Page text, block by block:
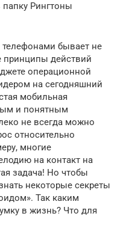
папку Рингтоны
бывает не
принципы действий
операционной
на сегодняшний
мобильная
и понятным
не всегда можно
относительно
многие
на контакт на
задача! Но чтобы
некоторые секреты
Так каким
в жизнь? Что для